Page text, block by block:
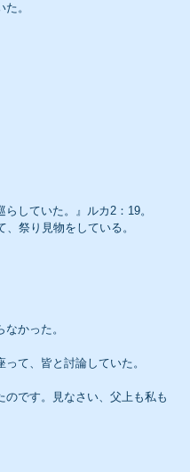
。
していた。』ルカ2：19。
祭り見物をしている。
かった。
て、皆と討論していた。
です。見なさい、父上も私も